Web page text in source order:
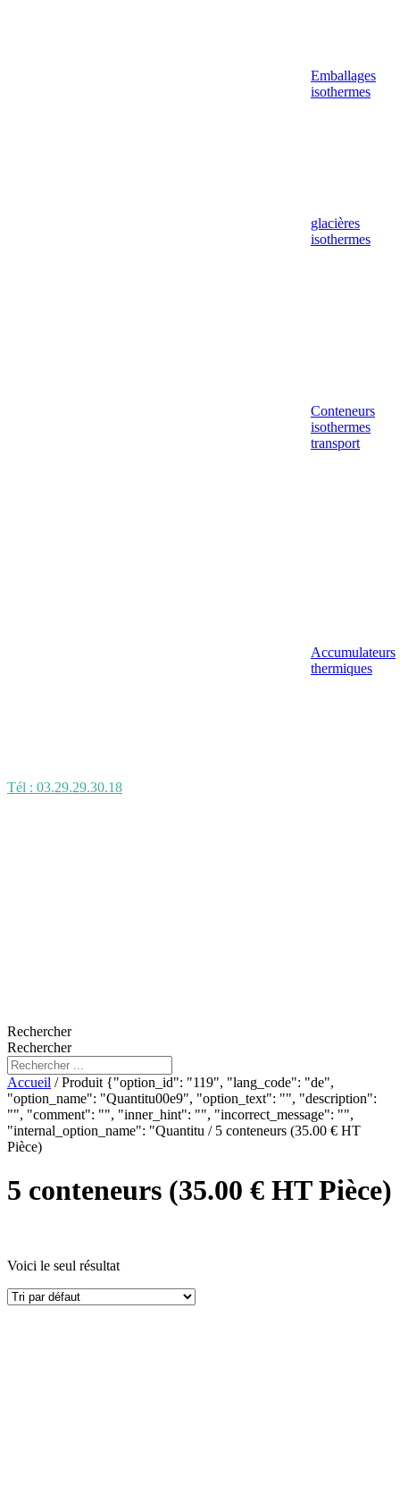
Emballages
isothermes
glacières
isothermes
Conteneurs
isothermes
transport
Accumulateurs
thermiques
Tél : 03.29.29.30.18
Rechercher
Rechercher
Accueil / Produit {"option_id": "119", "lang_code": "de",
"option_name": "Quantitu00e9", "option_text": "", "description":
"", "comment": "", "inner_hint": "", "incorrect_message": "",
"internal_option_name": "Quantitu / 5 conteneurs (35.00 € HT
Pièce)
5 conteneurs (35.00 € HT Pièce)
Produit Poignées
Voici le seul résultat